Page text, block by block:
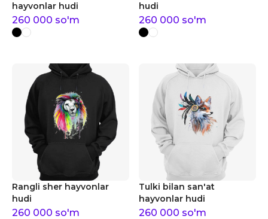
hayvonlar hudi
260 000 so'm
hudi
260 000 so'm
Rangli sher hayvonlar
hudi
260 000 so'm
Tulki bilan san'at
hayvonlar hudi
260 000 so'm